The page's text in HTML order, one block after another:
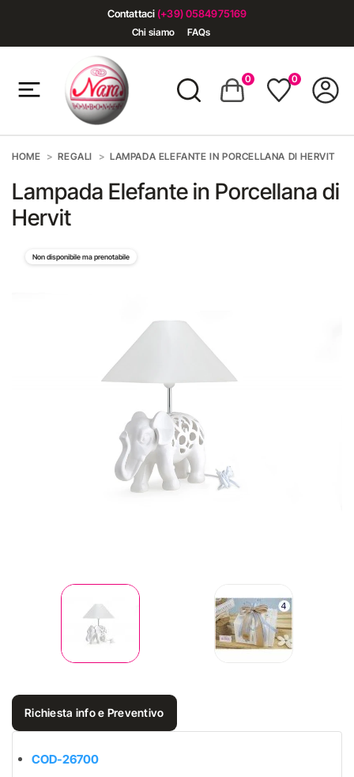
Contattaci (+39) 0584975169
Chi siamo FAQs
0 0
HOME REGALI LAMPADA ELEFANTE IN PORCELLANA DI HERVIT
Lampada Elefante in Porcellana di
Hervit
Non disponibile ma prenotabile
Richiesta info e Preventivo
COD-26700